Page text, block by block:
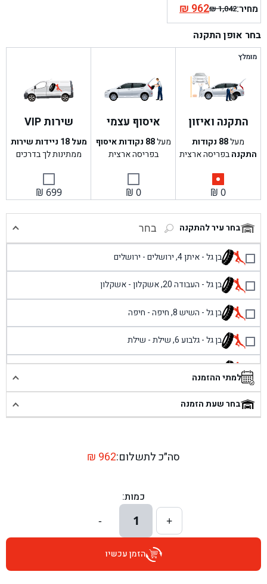
מחיר: ₪1,042
המחיר
המקורי
היה:
₪962 המחיר
הנוכחי
הוא:
בחר אופן התקנה
מומלץ
התקנה ואיזון
מעל88 נקודות
התקנהבפריסה ארצית
₪ 0
איסוף עצמי
מעל88 נקודות איסוף
בפריסה ארצית
₪ 0
שירות VIP
מעל 18 ניידות שירות
ממתינות לך בדרכים
₪ 699
בחר עיר להתקנה בחר
בן גל - איתן 4, ירושלים - ירושלים
בן גל - העבודה 20, אשקלון - אשקלון
בן גל - השיש 8, חיפה - חיפה
בן גל - גלבוע 6, שילת - שילת
בן גל - פוריידיס, כניסה צפונית מול כביש 4 - פרדיס
בן גל - שכונת אזור תעשייה זעירה, עיילבון - עיילבון
בן גל - דרך השבעה 20, אזור - אזור
בן גל - הרצל 6, גדרה - גדרה
בן גל - שדרות דוד בן גוריון 8, באר שבע - באר שבע
למתי ההזמנה
בחר שעת הזמנה
סה״כ לתשלום: ₪ 962
כמות:
+
1
-
הזמן עכשיו